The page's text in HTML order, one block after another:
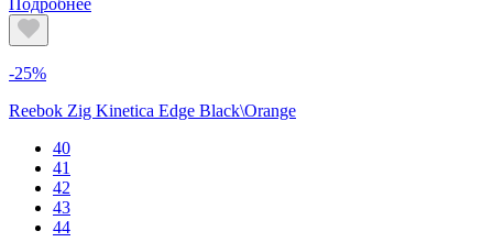
-25%
Reebok Zig Kinetica Edge Black\Orange
40
41
42
43
44